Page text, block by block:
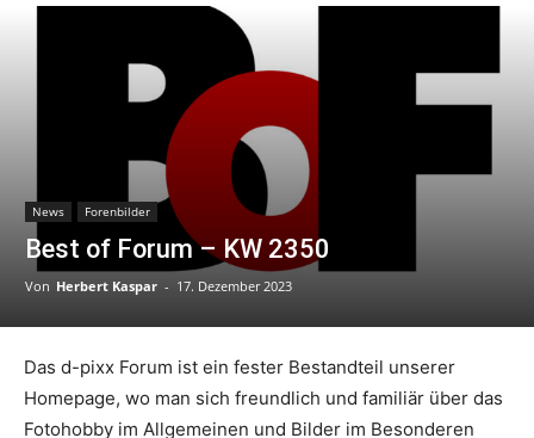
News Forenbilder
Best of Forum – KW 2350
Von Herbert Kaspar - 17. Dezember 2023
Das d-pixx Forum ist ein fester Bestandteil unserer
Homepage, wo man sich freundlich und familiär über das
Fotohobby im Allgemeinen und Bilder im Besonderen